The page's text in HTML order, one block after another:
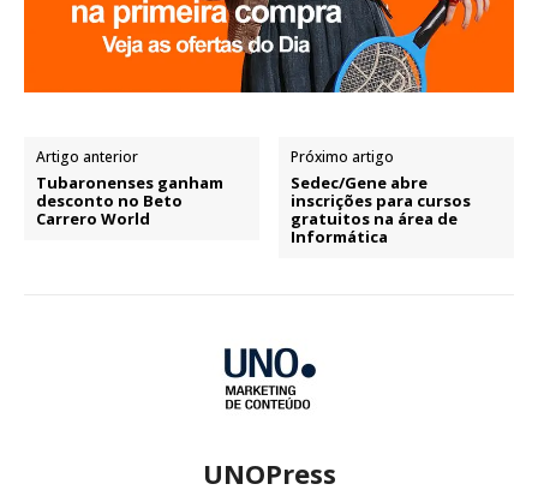
Artigo anterior
Tubaronenses ganham
desconto no Beto
Carrero World
Próximo artigo
Sedec/Gene abre
inscrições para cursos
gratuitos na área de
Informática
UNOPress